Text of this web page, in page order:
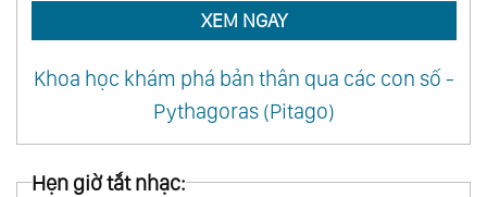
XEM NGAY
Khoa học khám phá bản thân qua các con số -
Pythagoras (Pitago)
Hẹn giờ tắt nhạc: